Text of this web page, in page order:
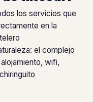
los servicios que
en la
el complejo
wifi,